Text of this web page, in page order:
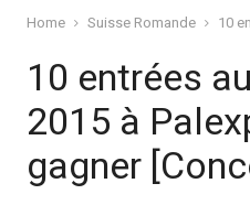
Home Suisse Romande 10
10 entrées
2015 à
gagner